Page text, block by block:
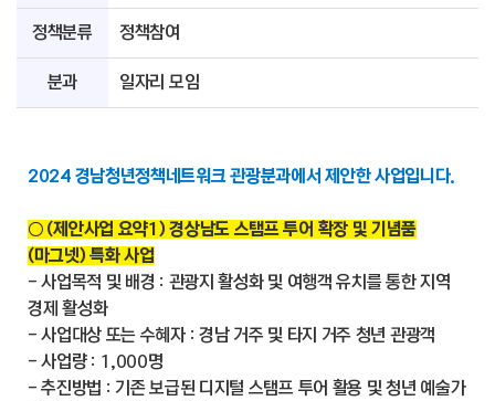
정책분류 정책참여
분과 일자리 모임
2024 경남청년정책네트워크 관광분과에서 제안한 사업입니다.
○ (제안사업 요약1) 경상남도 스탬프 투어 확장 및 기념품
(마그넷) 특화 사업
- 사업목적 및 배경 : 관광지 활성화 및 여행객 유치를 통한 지역
경제 활성화
- 사업대상 또는 수혜자 : 경남 거주 및 타지 거주 청년 관광객
- 사업량 : 1,000명
- 추진방법 : 기존 보급된 디지털 스탬프 투어 활용 및 청년 예술가